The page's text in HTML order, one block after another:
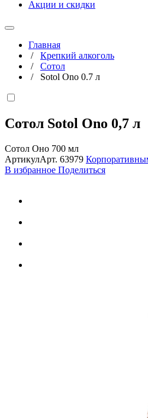
Акции и скидки
Главная
/ Крепкий алкоголь
/ Сотол
/ Sotol Ono 0.7 л
Сотол Sotol Ono 0,7 л
Сотол Оно 700 мл
АртикулАрт. 63979
В избранное Поделиться